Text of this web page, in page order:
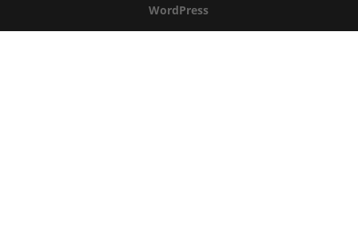
WordPress